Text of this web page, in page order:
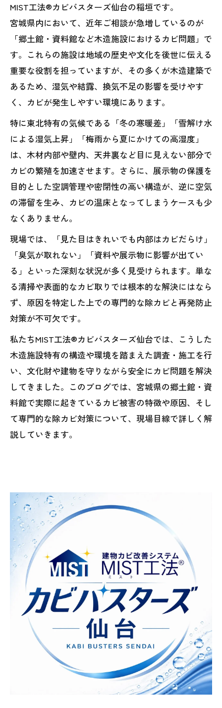
MIST工法®カビバスターズ仙台の稲垣です。
宮城県内において、近年ご相談が急増しているのが
「郷土館・資料館など木造施設におけるカビ問題」で
す。これらの施設は地域の歴史や文化を後世に伝える
重要な役割を担っていますが、その多くが木造建築で
あるため、湿気や結露、換気不足の影響を受けやす
く、カビが発生しやすい環境にあります。
特に東北特有の気候である「冬の寒暖差」「雪解け水
による湿気上昇」「梅雨から夏にかけての高湿度」
は、木材内部や壁内、天井裏など目に見えない部分で
カビの繁殖を加速させます。さらに、展示物の保護を
目的とした空調管理や密閉性の高い構造が、逆に空気
の滞留を生み、カビの温床となってしまうケースも少
なくありません。
現場では、「見た目はきれいでも内部はカビだらけ」
「臭気が取れない」「資料や展示物に影響が出てい
る」といった深刻な状況が多く見受けられます。単な
る清掃や表面的なカビ取りでは根本的な解決にはなら
ず、原因を特定した上での専門的な除カビと再発防止
対策が不可欠です。
私たちMIST工法®カビバスターズ仙台では、こうした
木造施設特有の構造や環境を踏まえた調査・施工を行
い、文化財や建物を守りながら安全にカビ問題を解決
してきました。このブログでは、宮城県の郷土館・資
料館で実際に起きているカビ被害の特徴や原因、そし
て専門的な除カビ対策について、現場目線で詳しく解
説していきます。